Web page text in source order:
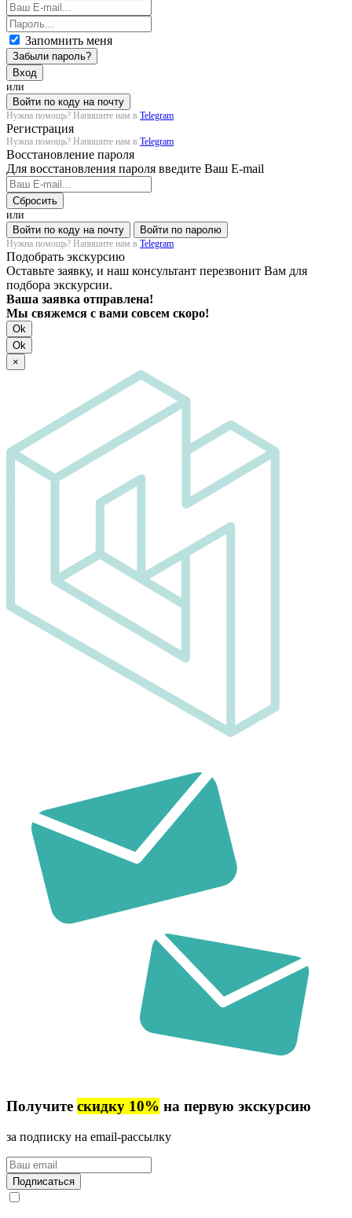
Запомнить меня
Забыли пароль?
Вход
или
Войти по коду на почту
Нужна помощь? Напишите нам в Telegram
Регистрация
Нужна помощь? Напишите нам в Telegram
Восстановление пароля
Для восстановления пароля введите Ваш E-mail
Сбросить
или
Войти по коду на почту
Войти по паролю
Нужна помощь? Напишите нам в Telegram
Подобрать экскурсию
Оставьте заявку, и наш консультант перезвонит Вам для
подбора экскурсии.
Ваша заявка отправлена!
Мы свяжемся с вами совсем скоро!
Ok
Ok
×
Получите скидку 10% на первую экскурсию
за подписку на email-рассылку
Ваш
email
Подписаться